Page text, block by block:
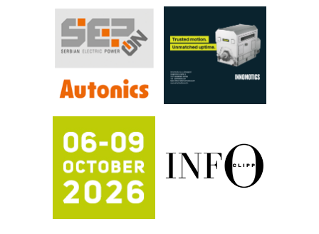
pouzdanost u transferu fluida
Filtration Group Industrial – Napredna
rešenja za filtraciju u hidrauličkim i
procesnim sistemima
RILINEX kompanije Rittal
FANUC: Najbolje za vašu pametnu
Efikasno upravljanje energijom
Automatizacija pakovanja · Display
(Shelf-Ready) omotnice
Potpuna efikasnost bez složenih
sistema
Trajna oznaka kao dugoročna korist